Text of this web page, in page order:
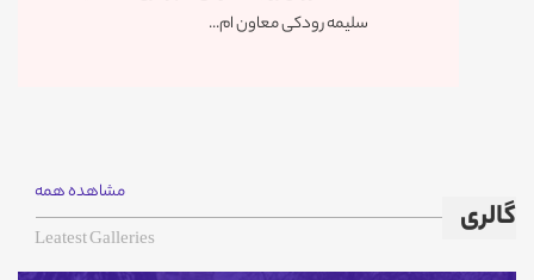
سلیمه رودکی معاون ام...
مشاهده همه
گالری
Leatest Galleries